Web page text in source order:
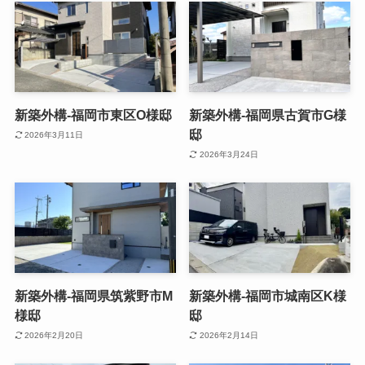
新築外構-福岡市東区O様邸
2026年3月11日
新築外構-福岡県古賀市G様
邸
2026年3月24日
新築外構-福岡県筑紫野市M
様邸
2026年2月20日
新築外構-福岡市城南区K様
邸
2026年2月14日